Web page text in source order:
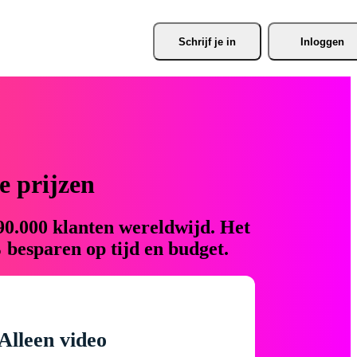
Schrijf je in Inloggen
prijzen
klanten wereldwijd. Het
op tijd en budget.
video